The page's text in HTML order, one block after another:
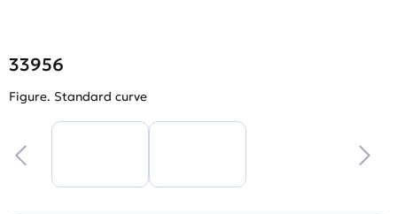
33956
Figure. Standard curve